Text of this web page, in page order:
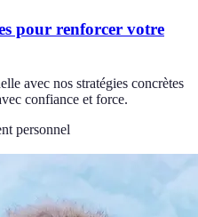
pour renforcer votre
avec nos stratégies concrètes
confiance et force.
personnel